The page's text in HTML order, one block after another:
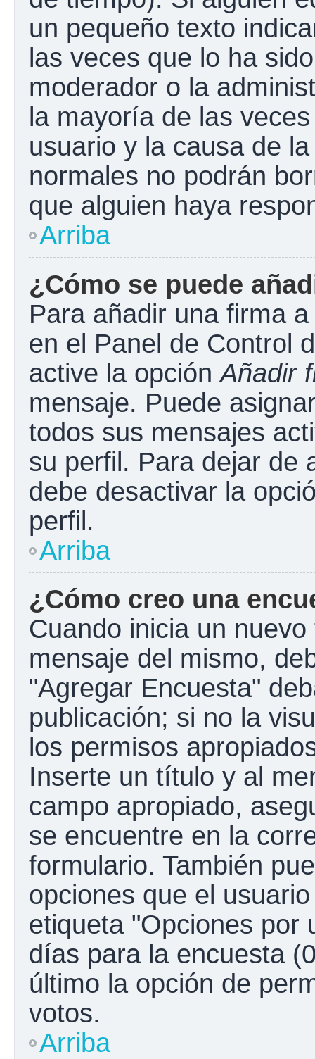
un pequeño texto
las veces que lo ha
moderador o la
la mayoría de las
usuario y la causa de
normales no podrán
que alguien haya
Arriba
¿Cómo se puede
Para añadir una firma
en el Panel de Control
active la opciónAñadir
mensaje. Puede
todos sus mensajes
su perfil. Para dejar de
debe desactivar la
perfil.
Arriba
¿Cómo creo una
Cuando inicia un
mensaje del mismo,
"Agregar Encuesta"
publicación; si no la
los permisos
Inserte un título y al
campo apropiado,
se encuentre en la
formulario. También
opciones que el
etiqueta "Opciones por
días para la encuesta
último la opción de
votos.
Arriba